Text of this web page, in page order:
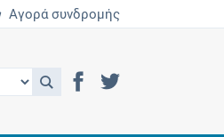
Αγορά συνδρομής